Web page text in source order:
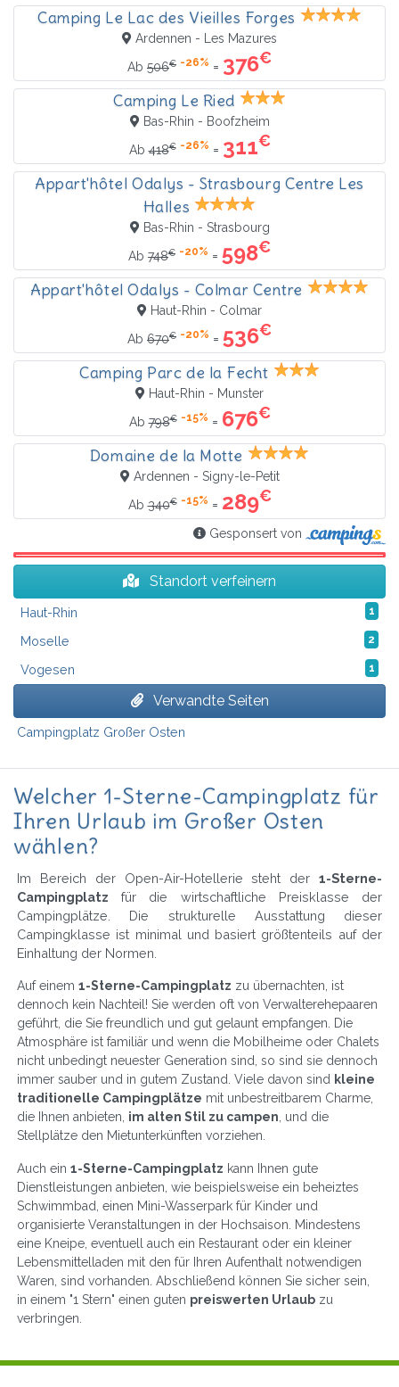
Camping Le Lac des Vieilles Forges
Ardennen - Les Mazures
Ab 506€ -26% = 376€
Camping Le Ried
Bas-Rhin - Boofzheim
Ab418€ -26% = 311€
Appart'hôtel Odalys - Strasbourg Centre Les
Halles
Bas-Rhin - Strasbourg
Ab 748€ -20% = 598€
Appart'hôtel Odalys - Colmar Centre
Haut-Rhin - Colmar
Ab 670€ -20% = 536€
Camping Parc de la Fecht
Haut-Rhin - Munster
Ab798€ -15% = 676€
Domaine de la Motte
Ardennen - Signy-le-Petit
Ab340€ -15% = 289€
Gesponsert von
Standort verfeinern
Haut-Rhin 1
Moselle 2
Vogesen 1
Verwandte Seiten
Campingplatz Großer Osten
Welcher 1-Sterne-Campingplatz für
Ihren Urlaub im Großer Osten
wählen?
Im Bereich der Open-Air-Hotellerie steht der 1-Sterne-
Campingplatz für die wirtschaftliche Preisklasse der
Campingplätze. Die strukturelle Ausstattung dieser
Campingklasse ist minimal und basiert größtenteils auf der
Einhaltung der Normen.
Auf einem 1-Sterne-Campingplatz zu übernachten, ist
dennoch kein Nachteil! Sie werden oft von Verwalterehepaaren
geführt, die Sie freundlich und gut gelaunt empfangen. Die
Atmosphäre ist familiär und wenn die Mobilheime oder Chalets
nicht unbedingt neuester Generation sind, so sind sie dennoch
immer sauber und in gutem Zustand. Viele davon sind kleine
traditionelle Campingplätze mit unbestreitbarem Charme,
die Ihnen anbieten, im alten Stil zu campen , und die
Stellplätze den Mietunterkünften vorziehen.
Auch ein 1-Sterne-Campingplatz kann Ihnen gute
Dienstleistungen anbieten, wie beispielsweise ein beheiztes
Schwimmbad, einen Mini-Wasserpark für Kinder und
organisierte Veranstaltungen in der Hochsaison. Mindestens
eine Kneipe, eventuell auch ein Restaurant oder ein kleiner
Lebensmittelladen mit den für Ihren Aufenthalt notwendigen
Waren, sind vorhanden. Abschließend können Sie sicher sein,
in einem "1 Stern" einen guten preiswerten Urlaub zu
verbringen.